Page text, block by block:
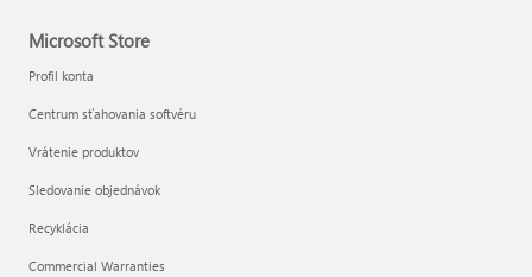
Microsoft Store
Profil konta
Centrum sťahovania softvéru
Vrátenie produktov
Sledovanie objednávok
Recyklácia
Commercial Warranties